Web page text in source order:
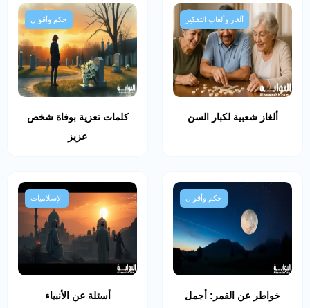
ألغاز وألعاب التفكير
ألغاز شعبية لكبار السن
حكم وأقوال
كلمات تعزية بوفاة شخص
عزيز
حكم وأقوال
خواطر عن القمر: أجمل
الإسلاميات
أسئلة عن الأنبياء